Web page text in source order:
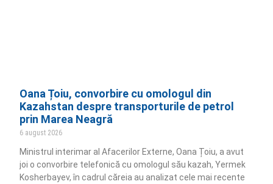
Oana Țoiu, convorbire cu omologul din
Kazahstan despre transporturile de petrol
prin Marea Neagră
6 august 2026
Ministrul interimar al Afacerilor Externe, Oana Țoiu, a avut
joi o convorbire telefonică cu omologul său kazah, Yermek
Kosherbayev, în cadrul căreia au analizat cele mai recente